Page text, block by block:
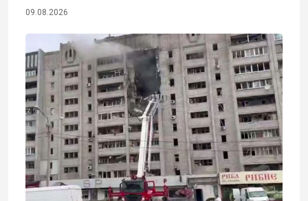
09.08.2026